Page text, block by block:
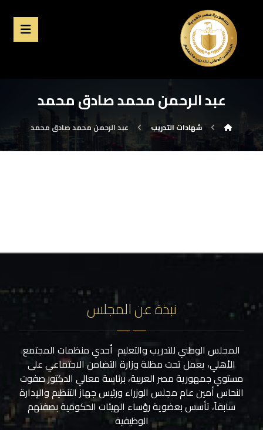
عبد الرحمن محمد صادق محمد
شهادات التدريب عبد الرحمن محمد صادق محمد
نبذة عن المجلس
المجلس الوطني للتدريب والتعليم أحدي منظمات المجتمع
الأهلي، يعمل تحت مظلة وزارة التضامن الاجتماعي على
مستوي جمهورية مصر العربية، برئاسة معالي الدكتور صفوت
النحاس أمين عام مجلس الوزراء ورئيس جهاز التنظيم والإدارة
سابقاً، تأسس بعضوية رؤساء الهيئات الحكومية بصفتهم
الوظيفية